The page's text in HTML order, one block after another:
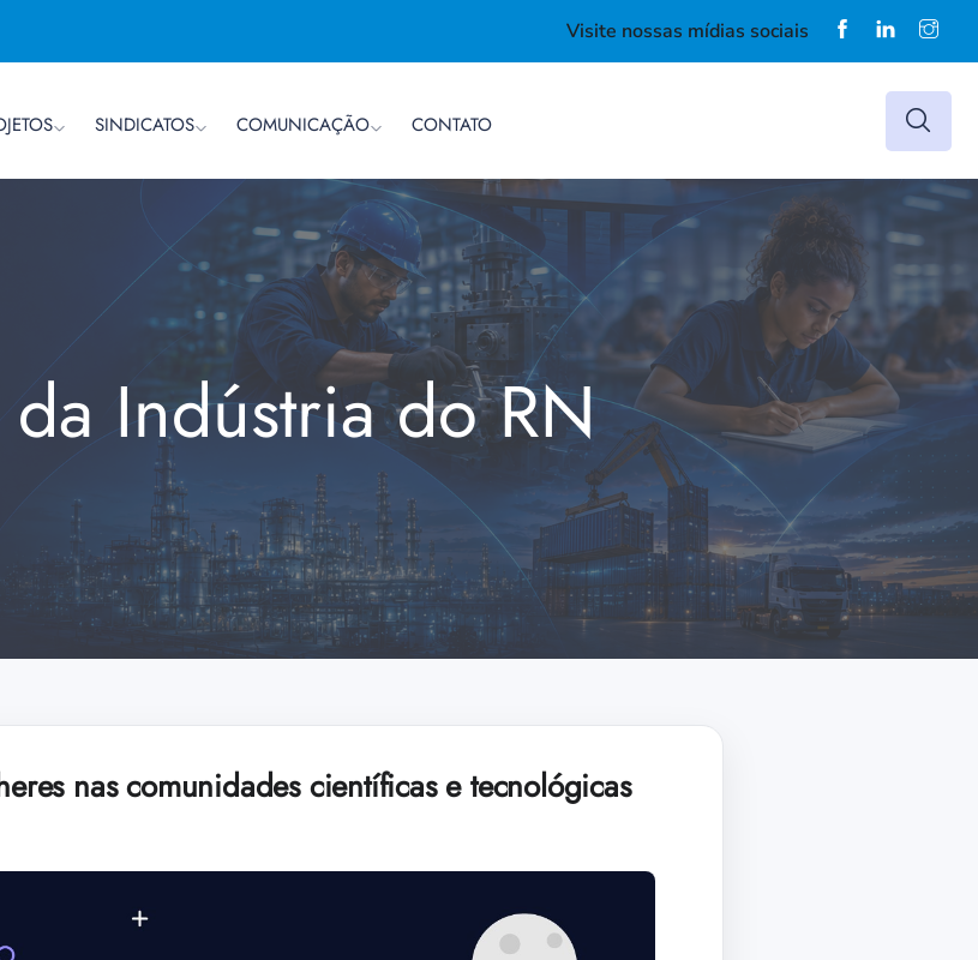
Visite nossas mídias sociais
SINDICATOS COMUNICAÇÃO CONTATO
Indústria do RN
nas comunidades científicas e tecnológicas